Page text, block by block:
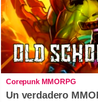
Corepunk MMORPG
Un verdadero